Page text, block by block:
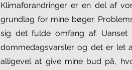
Klimaforandringer er en del af
grundlag for mine bøger.
sig det fulde omfang af.
dommedagsvarsler og det er let
alligevel at give mine bud på,